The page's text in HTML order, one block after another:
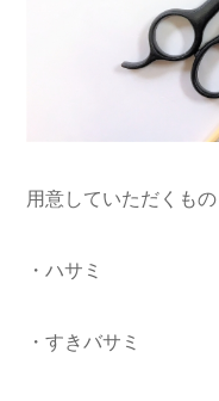
用意していただくもの
・ハサミ
・すきバサミ